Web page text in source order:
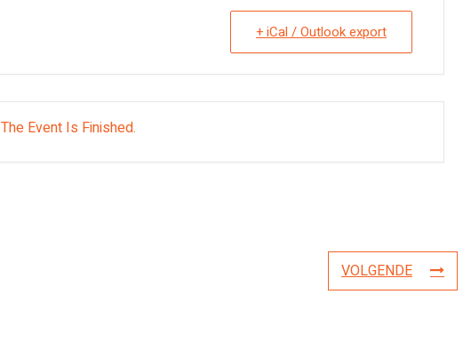
+ iCal / Outlook export
The Event Is Finished.
VOLGENDE